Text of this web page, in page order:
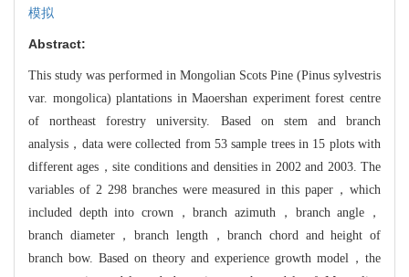
模拟
Abstract:
This study was performed in Mongolian Scots Pine (Pinus sylvestris
var. mongolica) plantations in Maoershan experiment forest centre
of northeast forestry university. Based on stem and branch
analysis，data were collected from 53 sample trees in 15 plots with
different ages，site conditions and densities in 2002 and 2003. The
variables of 2 298 branches were measured in this paper，which
included depth into crown，branch azimuth，branch angle，
branch diameter，branch length，branch chord and height of
branch bow. Based on theory and experience growth model，the